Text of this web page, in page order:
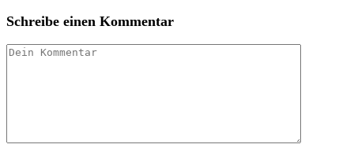
Schreibe einen Kommentar